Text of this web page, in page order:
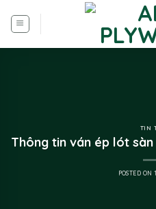
TIN
Thông tin ván ép lót
POSTED ON